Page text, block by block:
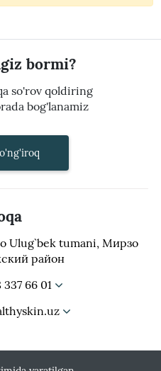
bormi?
so'rov qoldiring
bog'lanamiz
Ulug`bek tumani, Мирзо
район
337 66 01